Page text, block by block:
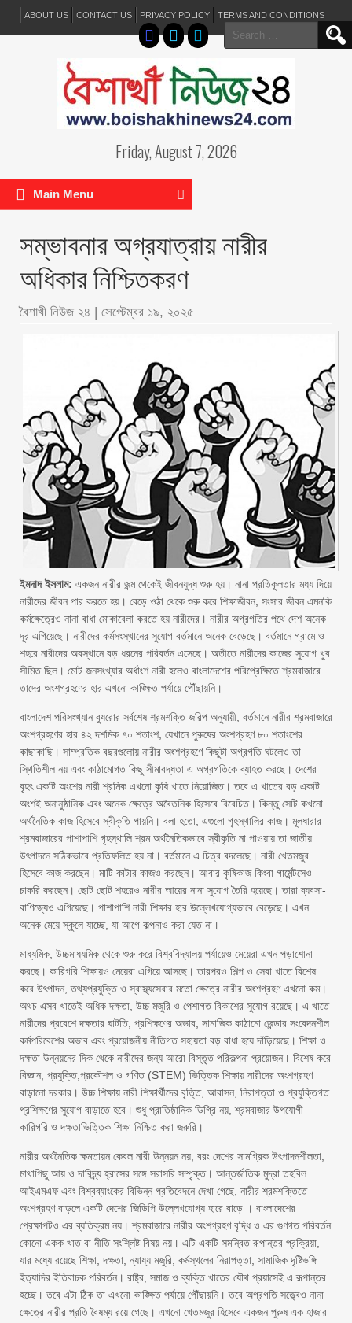
ABOUT US CONTACT US PRIVACY POLICY TERMS AND CONDITIONS
Search
for:
Friday, August 7, 2026
Main Menu
সম্ভাবনার অগ্রযাত্রায় নারীর
অধিকার নিশ্চিতকরণ
বৈশাখী নিউজ ২৪ | সেপ্টেম্বর ১৯, ২০২৫
ইমদাদ ইসলাম: একজন নারীর জন্ম থেকেই জীবনযুদ্ধ শুরু হয়। নানা প্রতিকূলতার মধ্য দিয়ে
নারীদের জীবন পার করতে হয়। বেড়ে ওঠা থেকে শুরু করে শিক্ষাজীবন, সংসার জীবন এমনকি
কর্মক্ষেত্রেও নানা বাধা মোকাবেলা করতে হয় নারীদের। নারীর অগ্রগতির পথে দেশ অনেক
দূর এগিয়েছে। নারীদের কর্মসংস্থানের সুযোগ বর্তমানে অনেক বেড়েছে। বর্তমানে গ্রামে ও
শহরে নারীদের অবস্থানে বড় ধরনের পরিবর্তন এসেছে। অতীতে নারীদের কাজের সুযোগ খুব
সীমিত ছিল। মোট জনসংখ্যার অর্ধাংশ নারী হলেও বাংলাদেশের পরিপ্রেক্ষিতে শ্রমবাজারে
তাদের অংশগ্রহণের হার এখনো কাঙ্ক্ষিত পর্যায়ে পৌঁছায়নি।
বাংলাদেশ পরিসংখ্যান ব্যুরোর সর্বশেষ শ্রমশক্তি জরিপ অনুযায়ী, বর্তমানে নারীর শ্রমবাজারে
অংশগ্রহণের হার ৪২ দশমিক ৭০ শতাংশ, যেখানে পুরুষের অংশগ্রহণ ৮০ শতাংশের
কাছাকাছি। সাম্প্রতিক বছরগুলোয় নারীর অংশগ্রহণে কিছুটা অগ্রগতি ঘটলেও তা
স্থিতিশীল নয় এবং কাঠামোগত কিছু সীমাবদ্ধতা এ অগ্রগতিকে ব্যাহত করছে। দেশের
বৃহৎ একটি অংশের নারী শ্রমিক এখনো কৃষি খাতে নিয়োজিত। তবে এ খাতের বড় একটি
অংশই অনানুষ্ঠানিক এবং অনেক ক্ষেত্রে অবৈতনিক হিসেবে বিবেচিত। কিন্তু সেটি কখনো
অর্থনৈতিক কাজ হিসেবে স্বীকৃতি পায়নি। বলা হতো, এগুলো গৃহস্থালির কাজ। মূলধারার
শ্রমবাজারের পাশাপাশি গৃহস্থালি শ্রম অর্থনৈতিকভাবে স্বীকৃতি না পাওয়ায় তা জাতীয়
উৎপাদনে সঠিকভাবে প্রতিফলিত হয় না। বর্তমানে এ চিত্র বদলেছে। নারী খেতমজুর
হিসেবে কাজ করছেন। মাটি কাটার কাজও করছেন। আবার কৃষিকাজ কিংবা গার্মেন্টসেও
চাকরি করছেন। ছোট ছোট শহরেও নারীর আয়ের নানা সুযোগ তৈরি হয়েছে। তারা ব্যবসা-
বাণিজ্যেও এগিয়েছে। পাশাপাশি নারী শিক্ষার হার উল্লেখযোগ্যভাবে বেড়েছে। এখন
অনেক মেয়ে স্কুলে যাচ্ছে, যা আগে কল্পনাও করা যেত না।
মাধ্যমিক, উচ্চমাধ্যমিক থেকে শুরু করে বিশ্ববিদ্যালয় পর্যায়েও মেয়েরা এখন পড়াশোনা
করছে। কারিগরি শিক্ষায়ও মেয়েরা এগিয়ে আসছে। তারপরও শিল্প ও সেবা খাতে বিশেষ
করে উৎপাদন, তথ্যপ্রযুক্তি ও স্বাস্থ্যসেবার মতো ক্ষেত্রে নারীর অংশগ্রহণ এখনো কম।
অথচ এসব খাতেই অধিক দক্ষতা, উচ্চ মজুরি ও পেশাগত বিকাশের সুযোগ রয়েছে। এ খাতে
নারীদের প্রবেশে দক্ষতার ঘাটতি, প্রশিক্ষণের অভাব, সামাজিক কাঠামো জেন্ডার সংবেদনশীল
কর্মপরিবেশের অভাব এবং প্রয়োজনীয় নীতিগত সহায়তা বড় বাধা হয়ে দাঁড়িয়েছে। শিক্ষা ও
দক্ষতা উন্নয়নের দিক থেকে নারীদের জন্য আরো বিস্তৃত পরিকল্পনা প্রয়োজন। বিশেষ করে
বিজ্ঞান, প্রযুক্তি,প্রকৌশল ও গণিত (STEM) ভিত্তিক শিক্ষায় নারীদের অংশগ্রহণ
বাড়ানো দরকার। উচ্চ শিক্ষায় নারী শিক্ষার্থীদের বৃত্তি, আবাসন, নিরাপত্তা ও প্রযুক্তিগত
প্রশিক্ষণের সুযোগ বাড়াতে হবে। শুধু প্রাতিষ্ঠানিক ডিগ্রি নয়, শ্রমবাজার উপযোগী
কারিগরি ও দক্ষতাভিত্তিক শিক্ষা নিশ্চিত করা জরুরি।
নারীর অর্থনৈতিক ক্ষমতায়ন কেবল নারী উন্নয়ন নয়, বরং দেশের সামগ্রিক উৎপাদনশীলতা,
মাথাপিছু আয় ও দারিদ্র্য হ্রাসের সঙ্গে সরাসরি সম্পৃক্ত। আন্তর্জাতিক মুদ্রা তহবিল
আইএমএফ এবং বিশ্বব্যাংকের বিভিন্ন প্রতিবেদনে দেখা গেছে, নারীর শ্রমশক্তিতে
অংশগ্রহণ বাড়লে একটি দেশের জিডিপি উল্লেখযোগ্য হারে বাড়ে । বাংলাদেশের
প্রেক্ষাপটও এর ব্যতিক্রম নয়। শ্রমবাজারে নারীর অংশগ্রহণ বৃদ্ধি ও এর গুণগত পরিবর্তন
কোনো একক খাত বা নীতি সংশ্লিষ্ট বিষয় নয়। এটি একটি সমন্বিত রূপান্তর প্রক্রিয়া,
যার মধ্যে রয়েছে শিক্ষা, দক্ষতা, ন্যায্য মজুরি, কর্মস্থলের নিরাপত্তা, সামাজিক দৃষ্টিভঙ্গি
ইত্যাদির ইতিবাচক পরিবর্তন। রাষ্ট্র, সমাজ ও ব্যক্তি খাতের যৌথ প্রয়াসেই এ রূপান্তর
হচ্ছে। তবে এটা ঠিক তা এখনো কাঙ্ক্ষিত পর্যায়ে পৌঁছায়নি। তবে অগ্রগতি সত্ত্বেও নানা
ক্ষেত্রে নারীর প্রতি বৈষম্য রয়ে গেছে। এখনো খেতমজুর হিসেবে একজন পুরুষ এক হাজার